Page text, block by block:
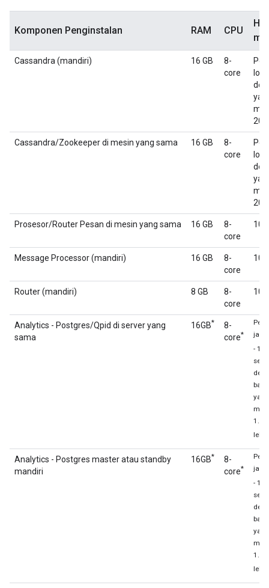
Komponen Penginstalan RAM CPU
Cassandra (mandiri) 16 GB
8-
core
Cassandra/Zookeeper di mesin yang sama 16 GB
8-
core
Prosesor/Router Pesan di mesin yang sama 16 GB
8-
core
100
Message Processor (mandiri) 16 GB
8-
core
100
Router (mandiri) 8 GB
8-
core
100
Analytics - Postgres/Qpid di server yang
sama
16GB*
8-
core*
- 1
yang
lebih
Analytics - Postgres master atau standby
mandiri
16GB*
8-
core*
- 1
yang
lebih